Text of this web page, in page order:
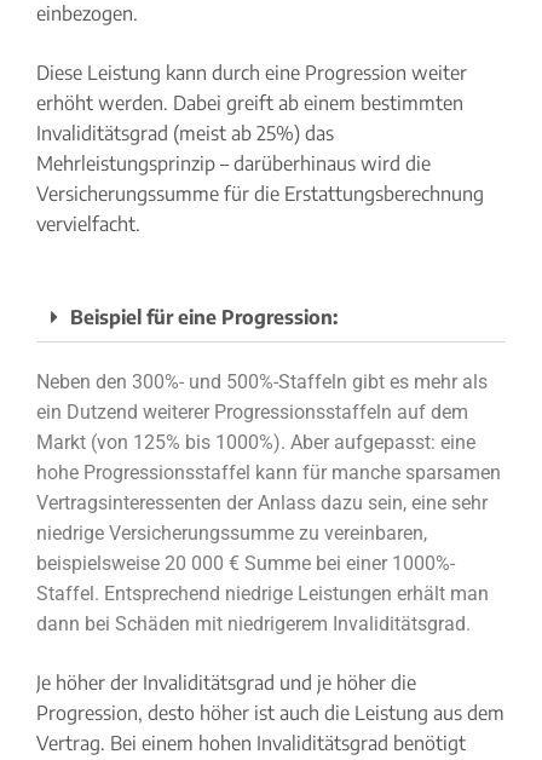
einbezogen.
Diese Leistung kann durch eine Progression weiter
erhöht werden. Dabei greift ab einem bestimmten
Invaliditätsgrad (meist ab 25%) das
Mehrleistungsprinzip – darüberhinaus wird die
Versicherungssumme für die Erstattungsberechnung
vervielfacht.
Beispiel für eine Progression:
Neben den 300%- und 500%-Staffeln gibt es mehr als
ein Dutzend weiterer Progressionsstaffeln auf dem
Markt (von 125% bis 1000%). Aber aufgepasst: eine
hohe Progressionsstaffel kann für manche sparsamen
Vertragsinteressenten der Anlass dazu sein, eine sehr
niedrige Versicherungssumme zu vereinbaren,
beispielsweise 20 000 € Summe bei einer 1000%-
Staffel. Entsprechend niedrige Leistungen erhält man
dann bei Schäden mit niedrigerem Invaliditätsgrad.
Je höher der Invaliditätsgrad und je höher die
Progression, desto höher ist auch die Leistung aus dem
Vertrag. Bei einem hohen Invaliditätsgrad benötigt